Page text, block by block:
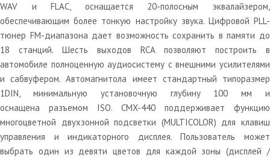
WAV и FLAC, оснащается 20-полосным эквалайзером,
обеспечивающим более тонкую настройку звука. Цифровой PLL-
тюнер FM-диапазона дает возможность сохранить в памяти до
18 станций. Шесть выходов RCA позволяют построить в
автомобиле полноценную аудиосистему с внешними усилителями
и сабвуфером. Автомагнитола имеет стандартный типоразмер
1DIN, минимальную установочную глубину 100 мм и
оснащена разъемом ISO. CMX-440 поддерживает функцию
многоцветной двухзонной подсветки (MULTICOLOR) для клавиш
управления и индикаторного дисплея. Пользователь может
выбрать один из девяти цветов для каждой зоны (дисплей /